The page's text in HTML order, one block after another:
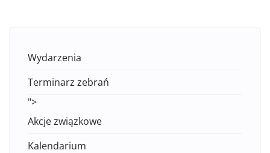
Wydarzenia
Terminarz zebrań
">
Akcje związkowe
Kalendarium